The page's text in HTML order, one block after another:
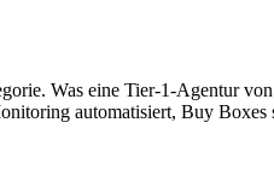
Was eine Tier-1-Agentur
automatisiert, Buy